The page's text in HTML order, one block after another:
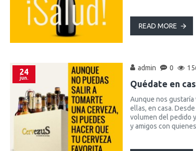
READ MORE
24
jun.
admin 0
Quédate en
Aunque nos
ellas, en casa.
volumen del pedido
y amigos con